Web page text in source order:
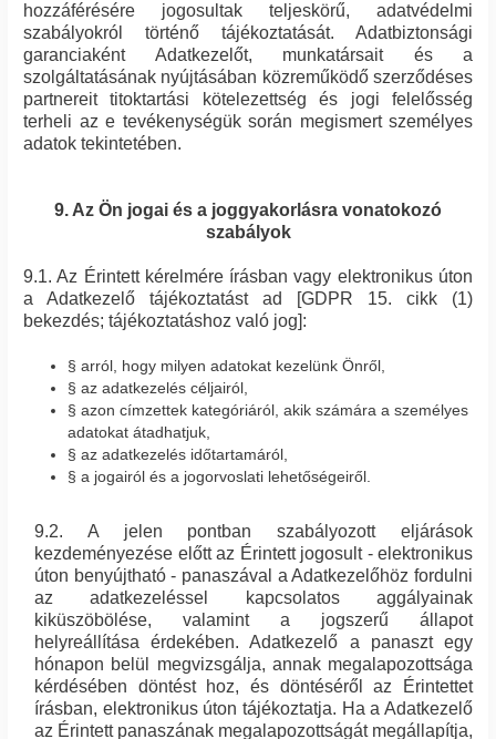
hozzáférésére jogosultak teljeskörű, adatvédelmi
szabályokról történő tájékoztatását. Adatbiztonsági
garanciaként Adatkezelőt, munkatársait és a
szolgáltatásának nyújtásában közreműködő szerződéses
partnereit titoktartási kötelezettség és jogi felelősség
terheli az e tevékenységük során megismert személyes
adatok tekintetében.
9. Az Ön jogai és a joggyakorlásra vonatokozó
szabályok
9.1. Az Érintett kérelmére írásban vagy elektronikus úton
a Adatkezelő tájékoztatást ad [GDPR 15. cikk (1)
bekezdés; tájékoztatáshoz való jog]:
§ arról, hogy milyen adatokat kezelünk Önről,
§ az adatkezelés céljairól,
§ azon címzettek kategóriáról, akik számára a személyes
adatokat átadhatjuk,
§ az adatkezelés időtartamáról,
§ a jogairól és a jogorvoslati lehetőségeiről.
9.2. A jelen pontban szabályozott eljárások
kezdeményezése előtt az Érintett jogosult - elektronikus
úton benyújtható - panaszával a Adatkezelőhöz fordulni
az adatkezeléssel kapcsolatos aggályainak
kiküszöbölése, valamint a jogszerű állapot
helyreállítása érdekében. Adatkezelő a panaszt egy
hónapon belül megvizsgálja, annak megalapozottsága
kérdésében döntést hoz, és döntéséről az Érintettet
írásban, elektronikus úton tájékoztatja. Ha a Adatkezelő
az Érintett panaszának megalapozottságát megállapítja,